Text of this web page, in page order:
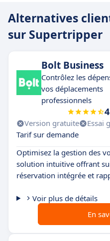
Alternatives
sur Supertripper
Bolt Business
Contrôlez les
vos déplacements
professionnels
Version gratuite Essai
Tarif sur demande
Optimisez la gestion des
solution intuitive offrant
réservation intégrée et
Voir plus de détails
En